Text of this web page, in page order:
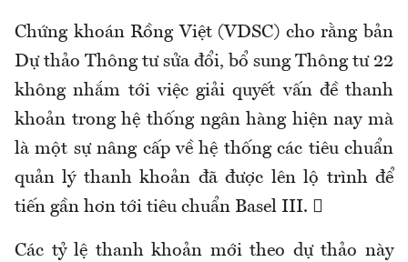
Chứng khoán Rồng Việt (VDSC) cho rằng bản
Dự thảo Thông tư sửa đổi, bổ sung Thông tư 22
không nhắm tới việc giải quyết vấn đề thanh
khoản trong hệ thống ngân hàng hiện nay mà
là một sự nâng cấp về hệ thống các tiêu chuẩn
quản lý thanh khoản đã được lên lộ trình để
tiến gần hơn tới tiêu chuẩn Basel III. 
Các tỷ lệ thanh khoản mới theo dự thảo này